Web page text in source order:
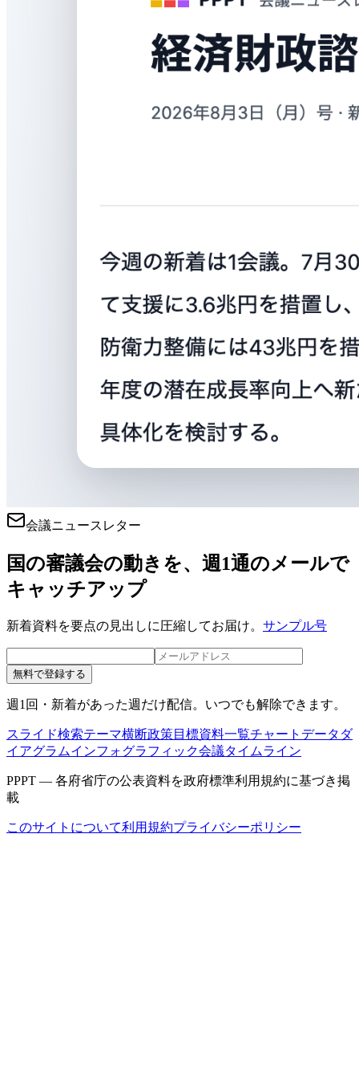
会議ニュースレター
国の審議会の動きを、週1通のメールで
キャッチアップ
新着資料を要点の見出しに圧縮してお届け。 サンプル号
無料で登録する
週1回・新着があった週だけ配信。いつでも解除できます。
スライド検索テーマ横断政策目標資料一覧チャートデータ ダ
イアグラムインフォグラフィック会議タイムライン
PPPT — 各府省庁の公表資料を政府標準利用規約に基づき掲
載
このサイトについて利用規約プライバシーポリシー